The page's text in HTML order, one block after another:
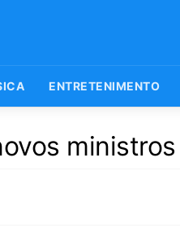
ENTRETENIMENTO